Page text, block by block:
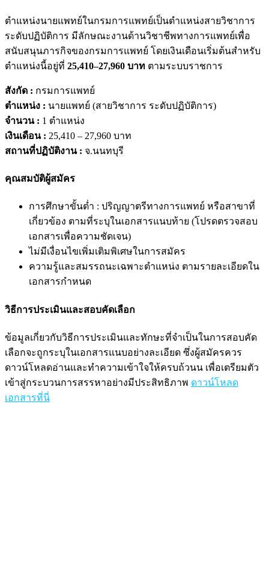
ตำแหน่งนายแพทย์ในกรมการแพทย์เป็นตำแหน่งสายวิชาการ
ระดับปฏิบัติการ มีลักษณะงานด้านวิชาชีพทางการแพทย์เพื่อ
สนับสนุนภารกิจของกรมการแพทย์ โดยเงินเดือนเริ่มต้นสำหรับ
ตำแหน่งนี้อยู่ที่ 25,410–27,960 บาท ตามระบบราชการ
สังกัด : กรมการแพทย์
ตำแหน่ง : นายแพทย์ (สายวิชาการ ระดับปฏิบัติการ)
จำนวน : 1 ตำแหน่ง
เงินเดือน : 25,410 – 27,960 บาท
สถานที่ปฏิบัติงาน : จ.นนทบุรี
คุณสมบัติผู้สมัคร
การศึกษาขั้นต่ำ : ปริญญาตรีทางการแพทย์ หรือสาขาที่
เกี่ยวข้อง ตามที่ระบุในเอกสารแนบท้าย (โปรดตรวจสอบ
เอกสารเพื่อความชัดเจน)
ไม่มีเงื่อนไขเพิ่มเติมพิเศษในการสมัคร
ความรู้และสมรรถนะเฉพาะตำแหน่ง ตามรายละเอียดใน
เอกสารกำหนด
วิธีการประเมินและสอบคัดเลือก
ข้อมูลเกี่ยวกับวิธีการประเมินและทักษะที่จำเป็นในการสอบคัด
เลือกจะถูกระบุในเอกสารแนบอย่างละเอียด ซึ่งผู้สมัครควร
ดาวน์โหลดอ่านและทำความเข้าใจให้ครบถ้วนน เพื่อเตรียมตัว
เข้าสู่กระบวนการสรรหาอย่างมีประสิทธิภาพ ดาวน์โหลด
เอกสารที่นี่